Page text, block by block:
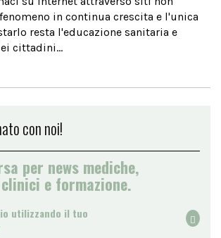
in continua crescita e l'unica
resta l'educazione sanitaria e
cittadini...
con noi!
per news mediche,
e formazione.
utilizzando il tuo